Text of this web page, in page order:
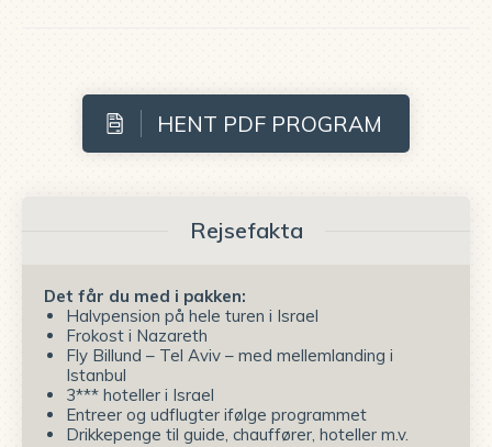
HENT PDF PROGRAM
Rejsefakta
Det får du med i pakken:
Halvpension på hele turen i Israel
Frokost i Nazareth
Fly Billund – Tel Aviv – med mellemlanding i
Istanbul
3*** hoteller i Israel
Entreer og udflugter ifølge programmet
Drikkepenge til guide, chauffører, hoteller m.v.